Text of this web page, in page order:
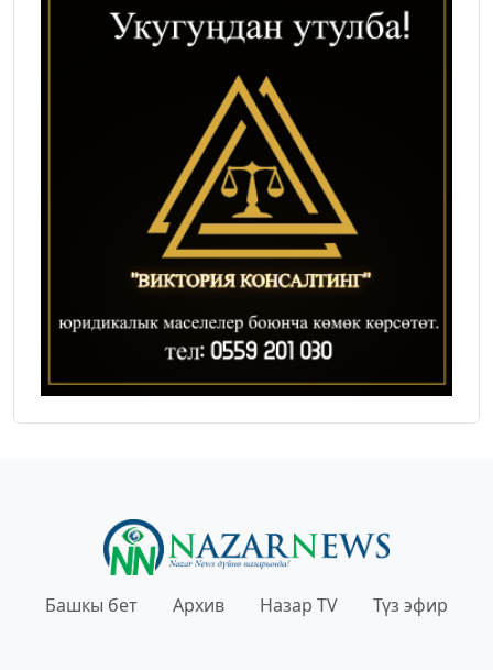
Башкы бет Архив Назар TV Түз эфир